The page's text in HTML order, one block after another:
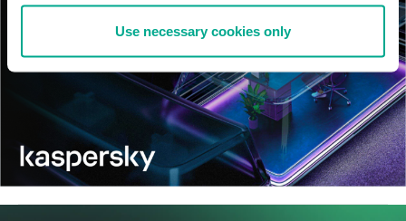
Use necessary cookies only